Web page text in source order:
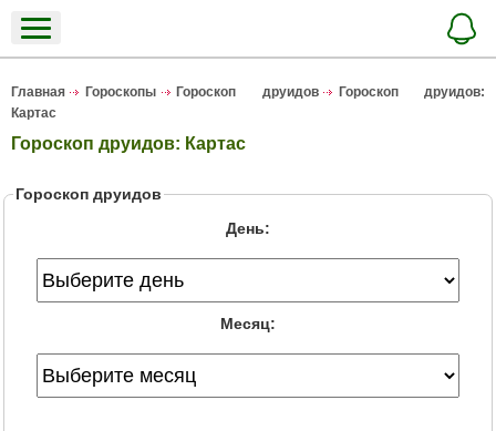
Главная Гороскопы Гороскоп друидов
Гороскоп друидов:
Картас
Гороскоп друидов: Картас
Гороскоп друидов
День:
Месяц: